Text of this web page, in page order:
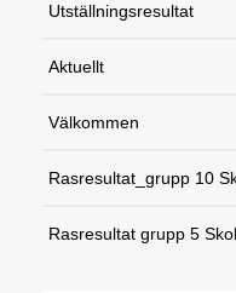
Utställningsresultat
Aktuellt
Välkommen
Rasresultat_grupp 10
Rasresultat grupp 5